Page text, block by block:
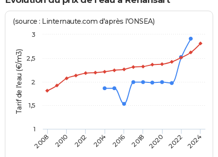
Tarif de l'eau (€/m3)
(source : Linternaute.com d'après l'ONSEA)
2008 2010 2012 2014 2016 2018 2020 2022 2024
1
1,5
2
2,5
3